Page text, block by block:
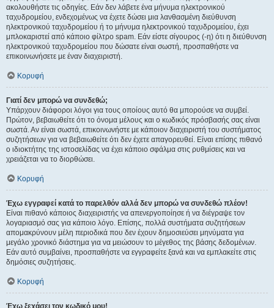
ακολουθήστε τις οδηγίες. Εάν δεν λάβετε ένα μήνυμα ηλεκτρονικού
ταχυδρομείου, ενδεχομένως να έχετε δώσει μια λανθασμένη διεύθυνση
ηλεκτρονικού ταχυδρομείου ή το μήνυμα ηλεκτρονικού ταχυδρομείου, έχει
μπλοκαριστεί από κάποιο φίλτρο spam. Εάν είστε σίγουρος (-η) ότι η διεύθυνση
ηλεκτρονικού ταχυδρομείου που δώσατε είναι σωστή, προσπαθήστε να
επικοινωνήσετε με έναν διαχειριστή.
Κορυφή
Γιατί δεν μπορώ να συνδεθώ;
Υπάρχουν διάφοροι λόγοι για τους οποίους αυτό θα μπορούσε να συμβεί.
Πρώτον, βεβαιωθείτε ότι το όνομα μέλους και ο κωδικός πρόσβασής σας είναι
σωστά. Αν είναι σωστά, επικοινωνήστε με κάποιον διαχειριστή του συστήματος
συζητήσεων για να βεβαιωθείτε ότι δεν έχετε απαγορευθεί. Είναι επίσης πιθανό
ο ιδιοκτήτης της ιστοσελίδας να έχει κάποιο σφάλμα στις ρυθμίσεις και να
χρειάζεται να το διορθώσει.
Κορυφή
Έχω εγγραφεί κατά το παρελθόν αλλά δεν μπορώ να συνδεθώ πλέον!
Είναι πιθανό κάποιος διαχειριστής να απενεργοποίησε ή να διέγραψε τον
λογαριασμό σας για κάποιο λόγο. Επίσης, πολλά συστήματα συζητήσεων
απομακρύνουν μέλη περιοδικά που δεν έχουν δημοσιεύσει μηνύματα για
μεγάλο χρονικό διάστημα για να μειώσουν το μέγεθος της βάσης δεδομένων.
Εάν αυτό συμβαίνει, προσπαθήστε να εγγραφείτε ξανά και να εμπλακείτε στις
δημόσιες συζητήσεις.
Κορυφή
Έχω ξεχάσει τον κωδικό μου!